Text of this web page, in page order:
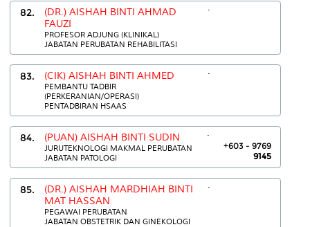
82.
(DR.) AISHAH BINTI AHMAD
FAUZI
PROFESOR ADJUNG (KLINIKAL)
JABATAN PERUBATAN REHABILITASI
.
83. (CIK) AISHAH BINTI AHMED
PEMBANTU TADBIR
(PERKERANIAN/OPERASI)
PENTADBIRAN HSAAS
.
84. (PUAN) AISHAH BINTI SUDIN
JURUTEKNOLOGI MAKMAL PERUBATAN
JABATAN PATOLOGI
.
+603 - 9769
9145
85.
(DR.) AISHAH MARDHIAH BINTI
MAT HASSAN
PEGAWAI PERUBATAN
JABATAN OBSTETRIK DAN GINEKOLOGI
.